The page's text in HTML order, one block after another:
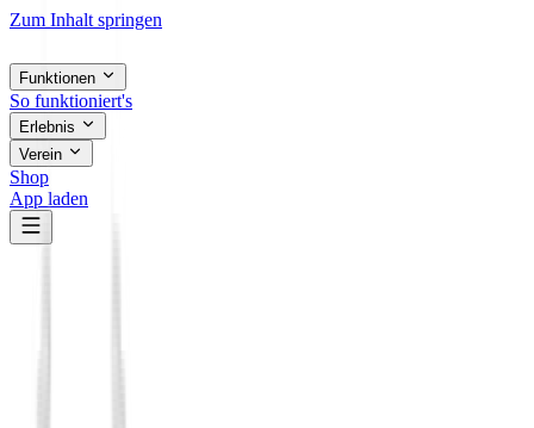
Zum Inhalt springen
Funktionen
So funktioniert's
Erlebnis
Verein
Shop
App laden